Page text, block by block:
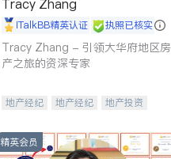
Tracy Zhang
iTalkBB精英认证 执照已核实
Tracy Zhang - 引领大华府地区房
产之旅的资深专家
地产经纪 地产经纪
地产投资
精英会员